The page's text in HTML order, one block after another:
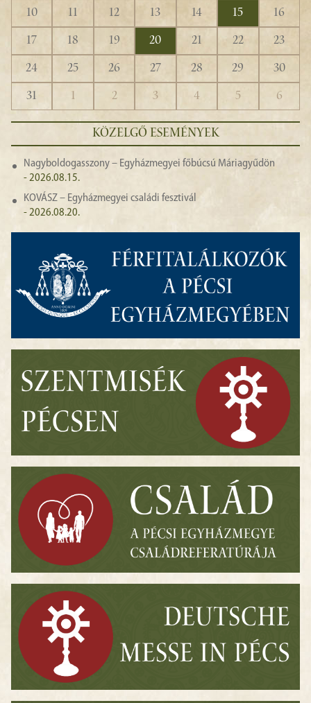
10
11 12 13 14 15
16
17
18 19 20 21 22
23
24
25 26 27 28 29
30
31
1 2 3 4 5 6
KÖZELGŐ ESEMÉNYEK
Nagyboldogasszony – Egyházmegyei főbúcsú Máriagyűdön
- 2026.08.15.
KOVÁSZ – Egyházmegyei családi fesztivál
- 2026.08.20.